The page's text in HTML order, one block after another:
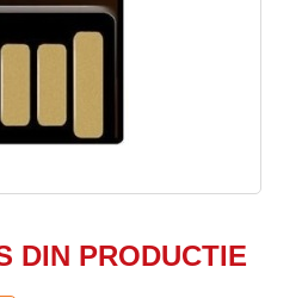
DIN PRODUCTIE